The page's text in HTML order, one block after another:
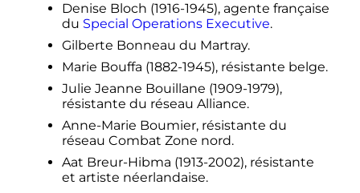
Denise Bloch (1916-1945), agente française
du Special Operations Executive.
Gilberte Bonneau du Martray.
Marie Bouffa (1882-1945), résistante belge.
Julie Jeanne Bouillane (1909-1979),
résistante du réseau Alliance.
Anne-Marie Boumier, résistante du
réseau Combat Zone nord.
Aat Breur-Hibma (1913-2002), résistante
et artiste néerlandaise.